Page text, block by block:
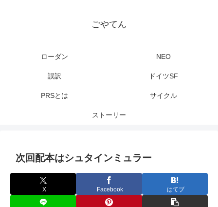
ごやてん
ローダン NEO
誤訳 ドイツSF
PRSとは サイクル
ストーリー
次回配本はシュタインミュラー
X Facebook はてブ